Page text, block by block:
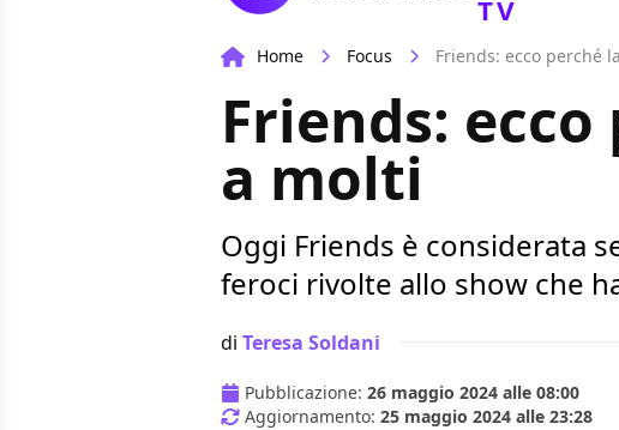
TV
Home Focus Friends: ecco perché
Friends:
a molti
Oggi Friends è considerata
feroci rivolte allo show che
di Teresa Soldani
Pubblicazione: 26 maggio 2024 alle 08:00
Aggiornamento: 25 maggio 2024 alle 23:28